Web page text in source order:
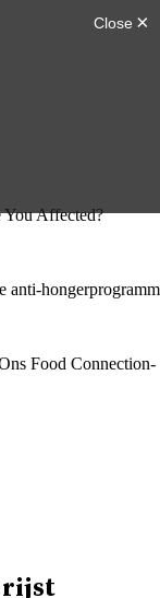
You Affected?
anti-
Food Connection-
rijst